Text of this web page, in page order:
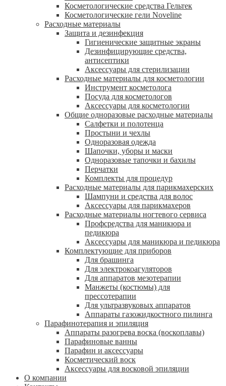
Косметологические средства Гельтек
Косметологические гели Noveline
Расходные материалы
Защита и дезинфекция
Гигиенические защитные экраны
Дезинфицирующие средства,
антисептики
Аксессуары для стерилизации
Расходные материалы для косметологии
Инструмент косметолога
Посуда для косметологов
Аксессуары для косметологии
Общие одноразовые расходные материалы
Салфетки и полотенца
Простыни и чехлы
Одноразовая одежда
Шапочки, уборы и маски
Одноразовые тапочки и бахилы
Перчатки
Комплекты для процедур
Расходные материалы для парикмахерских
Шампуни и средства для волос
Аксессуары для парикмахеров
Расходные материалы ногтевого сервиса
Профсредства для маникюра и
педикюра
Аксессуары для маникюра и педикюра
Комплектующие для приборов
Для брашинга
Для электрокоагуляторов
Для аппаратов мезотерапии
Манжеты (костюмы) для
прессотерапии
Для ультразвуковых аппаратов
Аппараты газожидкостного пилинга
Парафинотерапия и эпиляция
Аппараты разогрева воска (воскоплавы)
Парафиновые ванны
Парафин и аксессуары
Косметический воск
Аксессуары для восковой эпиляции
О компании